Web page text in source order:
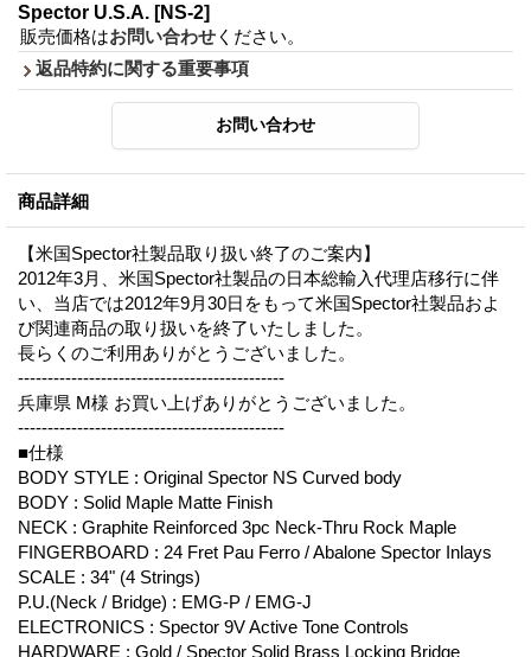
Spector U.S.A. [NS-2]
販売価格はお問い合わせ ください。
返品特約に関する重要事項
商品詳細
【米国Spector社製品取り扱い終了のご案内】
2012年3月、米国Spector社製品の日本総輸入代理店移行に伴
い、当店では2012年9月30日をもって米国Spector社製品およ
び関連商品の取り扱いを終了いたしました。
長らくのご利用ありがとうございました。
---------------------------------------------
兵庫県 M様 お買い上げありがとうございました。
---------------------------------------------
■仕様
BODY STYLE : Original Spector NS Curved body
BODY : Solid Maple Matte Finish
NECK : Graphite Reinforced 3pc Neck-Thru Rock Maple
FINGERBOARD : 24 Fret Pau Ferro / Abalone Spector Inlays
SCALE : 34" (4 Strings)
P.U.(Neck / Bridge) : EMG-P / EMG-J
ELECTRONICS : Spector 9V Active Tone Controls
HARDWARE : Gold / Spector Solid Brass Locking Bridge